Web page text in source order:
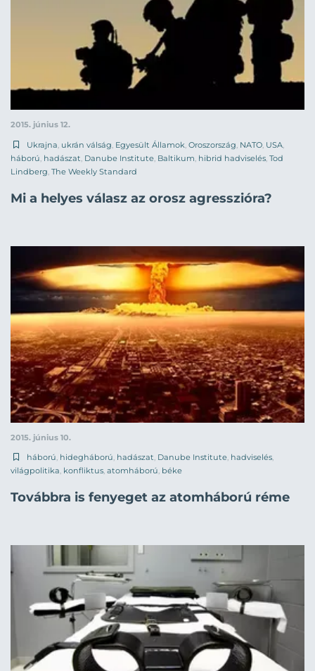
2015. június 12.
Ukrajna ukrán válság Egyesült Államok Oroszország NATO USA
háború hadászat Danube Institute Baltikum hibrid hadviselés Tod
Lindberg The Weekly Standard
Mi a helyes válasz az orosz agresszióra?
2015. június 10.
háború hidegháború hadászat Danube Institute hadviselés
világpolitika konfliktus atomháború béke
Továbbra is fenyeget az atomháború réme